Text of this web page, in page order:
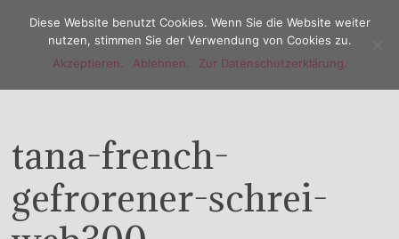
Menu
tana-french-
gefrorener-schrei-
Diese Website benutzt Cookies. Wenn Sie die Website weiter
nutzen, stimmen Sie der Verwendung von Cookies zu.
Akzeptieren.
Ablehnen. Zur Datenschutzerklärung.